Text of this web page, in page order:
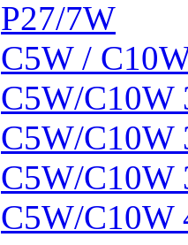
P27/7W
C5W /
C5W/C10W
C5W/C10W
C5W/C10W
C5W/C10W